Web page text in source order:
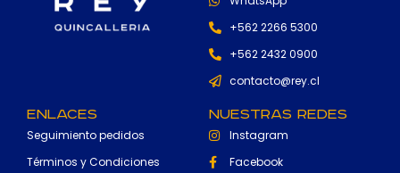
+562 2266 5300
+562 2432 0900
contacto@rey.cl
Enlaces
Seguimiento pedidos
Términos y Condiciones
Nuestras Redes
Instagram
Facebook